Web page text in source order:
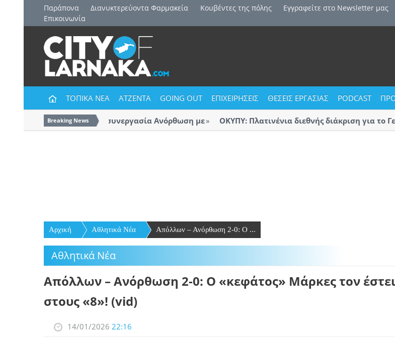
Παράπονα Διανυκτερεύοντα Φαρμακεία Kουβέντες της πόλης Εγγραφείτε στο Newsletter μας
Επικοινωνία
ΤΟΠΙΚΑ ΝΕΑ ΑΤΖΕΝΤΑ GOING OUT ΕΠΙΧΕΙΡΗΣΕΙΣ ΘΕΣΕΙΣ ΕΡΓΑΣΙΑΣ PODCAST
Breaking News
Και επίσημα η συνεργασία Ανόρθωση με
ΟΚΥΠΥ: Πλατινένια διεθνής διάκριση για το
Λάρνακας
Αρχική Αθλητικά Νέα Απόλλων – Ανόρθωση 2-0: Ο ...
Αθλητικά Νέα
Απόλλων – Ανόρθωση 2-0: Ο «κεφάτος» Μάρκες τον
στους «8»! (vid)
14/01/2026 22:16